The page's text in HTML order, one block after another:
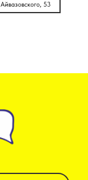
Айвазовского, 53